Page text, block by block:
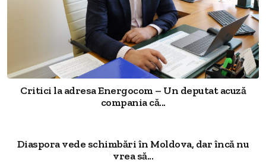
Critici la adresa Energocom – Un deputat acuză
compania că...
Diaspora vede schimbări în Moldova, dar încă nu
vrea să...